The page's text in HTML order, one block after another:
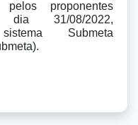
proponentes
31/08/2022,
Submeta